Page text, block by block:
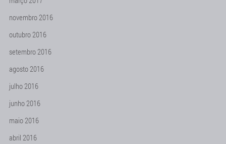
novembro 2016
outubro 2016
setembro 2016
agosto 2016
julho 2016
junho 2016
maio 2016
abril 2016